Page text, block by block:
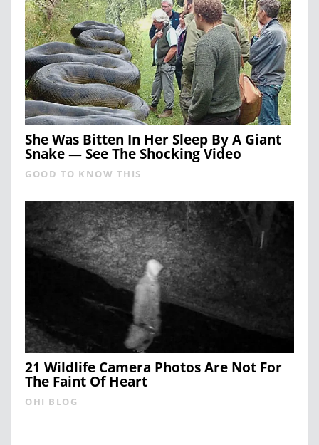
She Was Bitten In Her Sleep By A Giant
Snake — See The Shocking Video
GOOD TO KNOW THIS
21 Wildlife Camera Photos Are Not For
The Faint Of Heart
OHI BLOG